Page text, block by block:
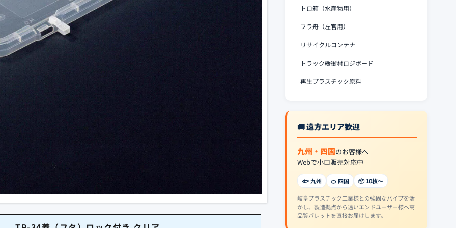
トロ箱（水産物用）
プラ舟（左官用）
リサイクルコンテナ
トラック緩衝材ロジボード
再生プラスチック原料
🚚 遠方エリア歓迎
九州・四国のお客様へ
Webで小口販売対応中
🐟 九州 🍊 四国 📦 10枚〜
岐阜プラスチック工業様との強固なパイプを活
かし、製造拠点から遠いエンドユーザー様へ高
品質パレットを直接お届けします。